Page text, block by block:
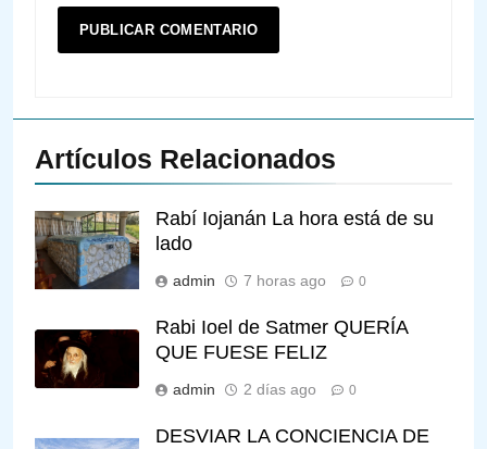
Artículos Relacionados
Rabí Iojanán La hora está de su
lado
admin 7 horas ago 0
Rabi Ioel de Satmer QUERÍA
QUE FUESE FELIZ
admin 2 días ago 0
DESVIAR LA CONCIENCIA DE